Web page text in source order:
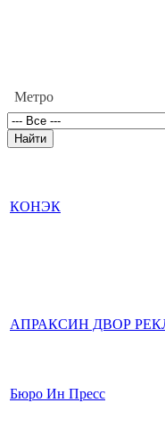
Метро
КОНЭК
АПРАКСИН ДВОР
Бюро Ин Пресс